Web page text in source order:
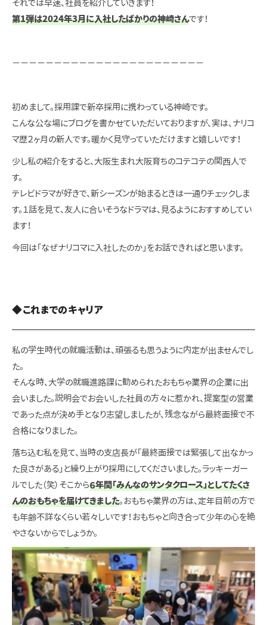
それでは早速、社員を紹介していきます！
第1弾は2024年3月に入社したばかりの神崎さんです！
－－－－－－－－－－－－－－－－－－－－－－－
初めまして。採用課で新卒採用に携わっている神崎です。
こんな公な場にブログを書かせていただいておりますが、実は、ナリコ
マ歴２ヶ月の新人です。暖かく見守っていただけますと嬉しいです！
少し私の紹介をすると、大阪生まれ大阪育ちのコテコテの関西人で
す。
テレビドラマが好きで、新シーズンが始まるときは一通りチェックしま
す。１話を見て、友人に合いそうなドラマは、見るようにおすすめしてい
ます！
今回は「なぜナリコマに入社したのか」をお話できればと思います。
◆これまでのキャリア
私の学生時代の就職活動は、頑張るも思うように内定が出ませんでし
た。
そんな時、大学の就職進路課に勧められたおもちゃ業界の企業に出
会いました。説明会でお会いした社員の方々に惹かれ、提案型の営業
であった点が決め手となり志望しましたが、残念ながら最終面接で不
合格になりました。
落ち込む私を見て、当時の支店長が「最終面接では緊張して出なかっ
た良さがある」と繰り上がり採用にしてくださいました。ラッキーガー
ルでした（笑）そこから６年間「みんなのサンタクロース」としてたくさ
んのおもちゃを届けてきました。おもちゃ業界の方は、定年目前の方で
も年齢不詳なくらい若々しいです！おもちゃと向き合って少年の心を絶
やさないからでしょうか。